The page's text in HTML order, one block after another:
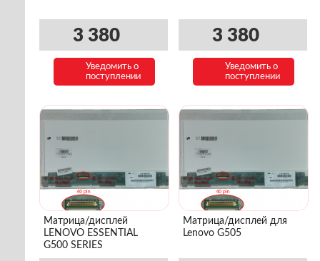
3 380
Уведомить о
поступлении
3 380
Уведомить о
поступлении
Матрица/дисплей
LENOVO ESSENTIAL
G500 SERIES
Матрица/дисплей для
Lenovo G505